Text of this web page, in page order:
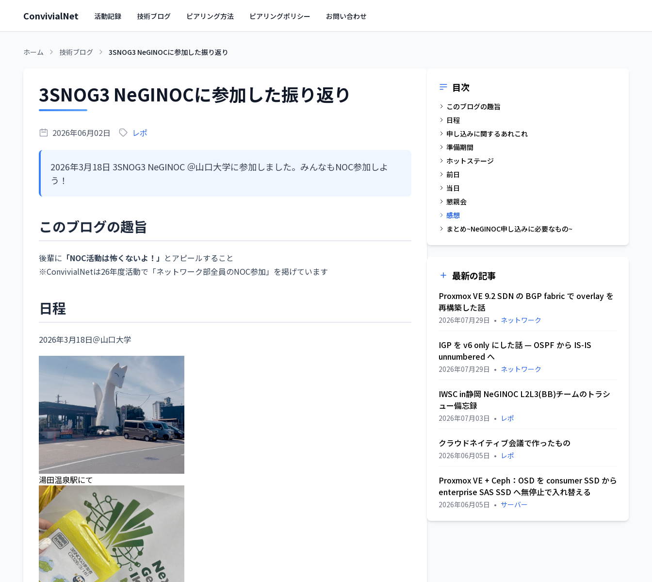
ConvivialNet 活動記録 技術ブログ ピアリング方法 ピアリングポリシー お問い合わせ
ホーム 技術ブログ 3SNOG3 NeGINOCに参加した振り返り
3SNOG3 NeGINOCに参加した振り返り
2026年06月02日 レポ
2026年3月18日 3SNOG3 NeGINOC ＠山口大学に参加しました。みんなもNOC参加しよ
う！
このブログの趣旨
後輩に 「NOC活動は怖くないよ！」 とアピールすること
※ConvivialNetは26年度活動で「ネットワーク部全員のNOC参加」を掲げています
日程
2026年3月18日＠山口大学
湯田温泉駅にて
目次
このブログの趣旨
日程
申し込みに関するあれこれ
準備期間
ホットステージ
前日
当日
懇親会
感想
まとめ~NeGINOC申し込みに必要なもの~
最新の記事
Proxmox VE 9.2 SDN の BGP fabric で overlay を
再構築した話
2026年07月29日 • ネットワーク
IGP を v6 only にした話 — OSPF から IS-IS
unnumbered へ
2026年07月29日 • ネットワーク
IWSC in静岡 NeGINOC L2L3(BB)チームのトラシ
ュー備忘録
2026年07月03日 • レポ
クラウドネイティブ会議で作ったもの
2026年06月05日 • レポ
Proxmox VE + Ceph：OSD を consumer SSD から
enterprise SAS SSD へ無停止で入れ替える
2026年06月05日 • サーバー